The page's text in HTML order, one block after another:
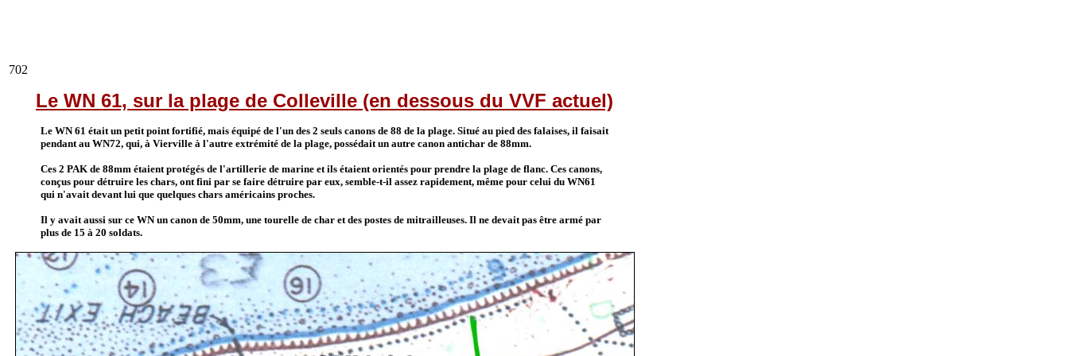
702
Le WN 61, sur la plage de Colleville (en dessous du VVF actuel)
Le WN 61 était un petit point fortifié, mais équipé de l'un des 2 seuls canons de 88 de la plage. Situé au pied des falaises, il faisait
pendant au WN72, qui, à Vierville à l'autre extrémité de la plage, possédait un autre canon antichar de 88mm.
Ces 2 PAK de 88mm étaient protégés de l'artillerie de marine et ils étaient orientés pour prendre la plage de flanc. Ces canons,
conçus pour détruire les chars, ont fini par se faire détruire par eux, semble-t-il assez rapidement, même pour celui du WN61
qui n'avait devant lui que quelques chars américains proches.
Il y avait aussi sur ce WN un canon de 50mm, une tourelle de char et des postes de mitrailleuses. Il ne devait pas être armé par
plus de 15 à 20 soldats.